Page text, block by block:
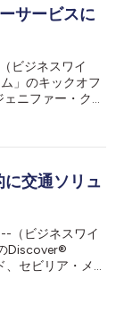
サービスに
ビジネスワイ
」のキックオフ
ニファー・クー
、ロボットとだ
的な演技によっ
に想定するであ
カバーと
％のユーザー
のカスタマーサ
ています。 完
なれます。 ジ
交通ソリュ
（ビジネスワイ
Discover®
セビリア・メト